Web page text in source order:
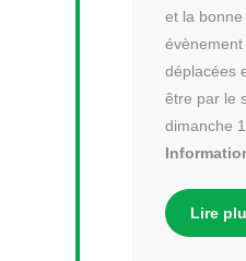
et la
déplacées
être par le
dimanche
Lire